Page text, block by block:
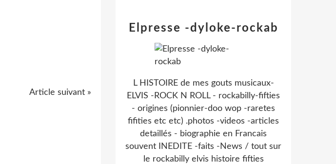
Article suivant »
Elpresse -dyloke-rockab
L HISTOIRE de mes gouts musicaux-
ELVIS -ROCK N ROLL - rockabilly-fifties
- origines (pionnier-doo wop -raretes
fifities etc etc) .photos -videos -articles
detaillés - biographie en Francais
souvent INEDITE -faits -News / tout sur
le rockabilly elvis histoire fifties